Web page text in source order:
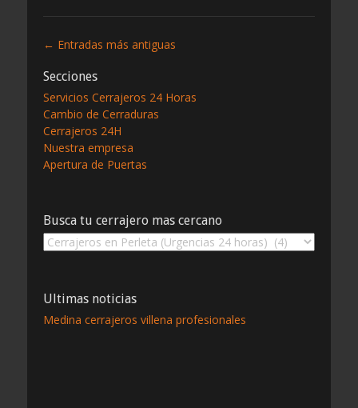
Navegación
entradas
← Entradas más antiguas
Secciones
Servicios Cerrajeros 24 Horas
Cambio de Cerraduras
Cerrajeros 24H
Nuestra empresa
Apertura de Puertas
Busca tu cerrajero mas cercano
Busca
mas
cercano
Ultimas noticias
Medina cerrajeros villena profesionales